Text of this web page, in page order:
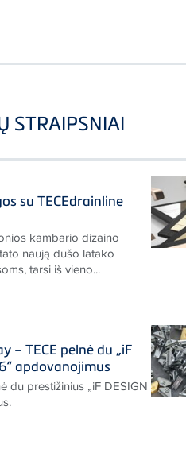
STRAIPSNIAI
su TECEdrainline
kambario dizaino
naują dušo latako
tarsi iš vieno...
– TECE pelnė du „iF
apdovanojimus
du prestižinius „iF DESIGN